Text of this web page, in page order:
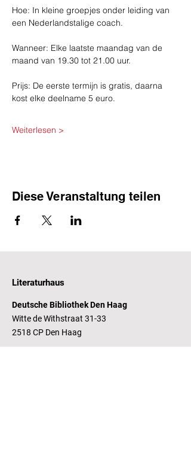
Hoe: In kleine groepjes onder leiding van
een Nederlandstalige coach.
Wanneer: Elke laatste maandag van de
maand van 19.30 tot 21.00 uur.
Prijs: De eerste termijn is gratis, daarna
kost elke deelname 5 euro.
Weiterlesen >
Diese Veranstaltung teilen
Literaturhaus
Deutsche Bibliothek Den Haag
Witte de Withstraat 31-33
2518 CP Den Haag